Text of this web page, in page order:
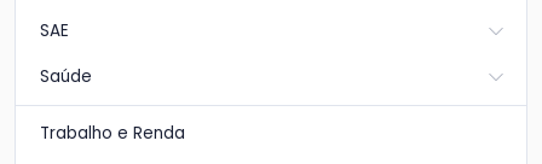
SAE
Saúde
Trabalho e Renda